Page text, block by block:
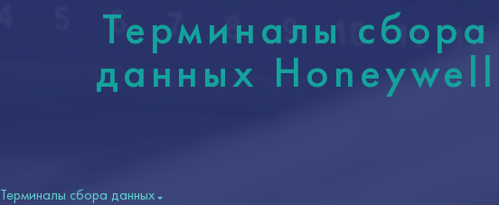
Терминалы сбора
данных Honeywell
Терминалы сбора данных